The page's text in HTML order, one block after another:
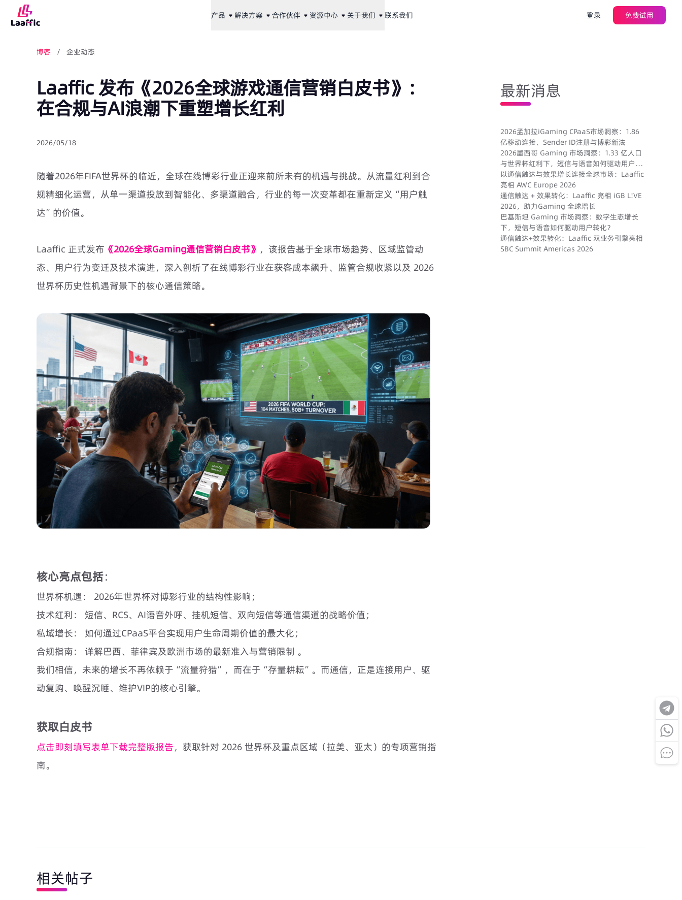
产品 解决方案 合作伙伴 资源中心 关于我们 联系我们 登录 免费试用
博客 / 企业动态
Laaffic 发布《2026全球游戏通信营销白皮书》：
在合规与AI浪潮下重塑增长红利
2026/05/18
最新消息
2026孟加拉iGaming CPaaS市场洞察：1.86
亿移动连接、Sender ID注册与博彩新法
2026墨西哥 Gaming 市场洞察：1.33 亿人口
与世界杯红利下，短信与语音如何驱动用户转
化？
以通信触达与效果增长连接全球市场：Laaffic
亮相 AWC Europe 2026
通信触达 + 效果转化：Laaffic 亮相 iGB L!VE
2026，助力Gaming 全球增长
巴基斯坦 Gaming 市场洞察：数字生态增长
下，短信与语音如何驱动用户转化？
通信触达+效果转化：Laaffic 双业务引擎亮相
SBC Summit Americas 2026
随着2026年FIFA世界杯的临近，全球在线博彩行业正迎来前所未有的机遇与挑战。从流量红利到合
规精细化运营，从单一渠道投放到智能化、多渠道融合，行业的每一次变革都在重新定义“用户触
达”的价值。
Laaffic 正式发布 《2026全球Gaming通信营销白皮书》 ，该报告基于全球市场趋势、区域监管动
态、用户行为变迁及技术演进，深入剖析了在线博彩行业在获客成本飙升、监管合规收紧以及 2026
世界杯历史性机遇背景下的核心通信策略。
核心亮点包括：
世界杯机遇： 2026年世界杯对博彩行业的结构性影响；
技术红利： 短信、RCS、AI语音外呼、挂机短信、双向短信等通信渠道的战略价值；
私域增长： 如何通过CPaaS平台实现用户生命周期价值的最大化；
合规指南： 详解巴西、菲律宾及欧洲市场的最新准入与营销限制 。
我们相信，未来的增长不再依赖于“流量狩猎”，而在于“存量耕耘”。而通信，正是连接用户、驱
动复购、唤醒沉睡、维护VIP的核心引擎。
获取白皮书
点击即刻填写表单下载完整版报告，获取针对 2026 世界杯及重点区域（拉美、亚太）的专项营销指
南。
相关帖子